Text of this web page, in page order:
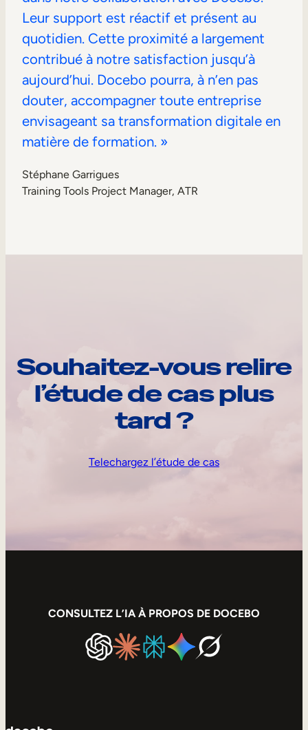
Leur support est réactif et présent au
quotidien. Cette proximité a largement
contribué à notre satisfaction jusqu’à
aujourd’hui. Docebo pourra, à n’en pas
douter, accompagner toute entreprise
envisageant sa transformation digitale en
matière de formation. »
Stéphane Garrigues
Training Tools Project Manager, ATR
Souhaitez-vous relire
l’étude de cas plus
tard ?
Telechargez l’étude de cas
CONSULTEZ L’IA À PROPOS DE DOCEBO